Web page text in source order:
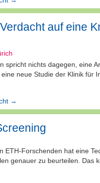
auf eine
spricht nichts dagegen, eine
neue Studie der Klinik für
→
ETH-Forschenden hat eine
genauer zu beurteilen. Das